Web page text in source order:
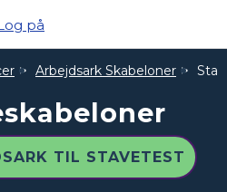
på
Arbejdsark Skabeloner
TIL STAVETEST